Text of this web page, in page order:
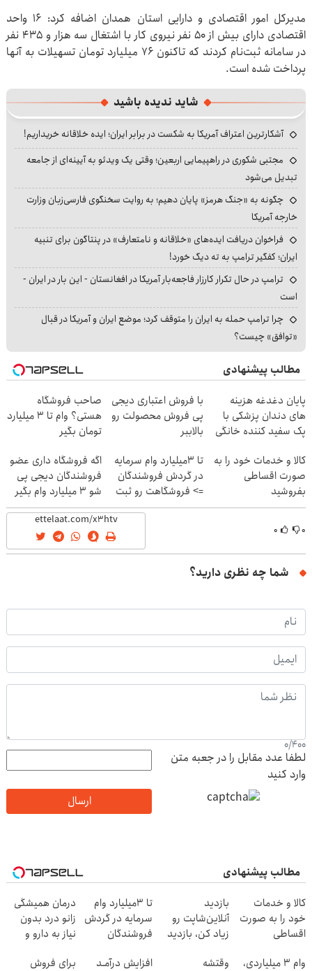
مدیرکل امور اقتصادی و دارایی استان همدان اضافه کرد: ۱۶ واحد
اقتصادی دارای بیش از ۵۰ نفر نیروی کار با اشتغال سه هزار و ۴۳۵ نفر
در سامانه ثبت‌نام کردند که تاکنون ۷۶ میلیارد تومان تسهیلات به آنها
پرداخت شده است.
شاید ندیده باشید
آشکارترین اعتراف آمریکا به شکست در برابر ایران؛ ایده خلاقانه خریداریم!
مجتبی شکوری در راهپیمایی اربعین؛ وقتی یک ویدئو به آیینه‌ای از جامعه
تبدیل می‌شود
چگونه به «جنگ هرمز» پایان دهیم؛ به روایت سخنگوی فارسی‌زبان وزارت
خارجه آمریکا
فراخوان دریافت ایده‌های «خلاقانه و نامتعارف» در پنتاگون برای تنبیه
ایران؛ کفگیر ترامپ به ته دیگ خورد!
ترامپ در حال تکرار کارزار فاجعه‌بار آمریکا در افغانستان - این بار در ایران -
است
چرا ترامپ حمله به ایران را متوقف کرد؛ موضع ایران و آمریکا در قبال
«توافق» چیست؟
مطالب پیشنهادی
پایان دغدغه هزینه
های دندان پزشکی با
پک سفید کننده خانگی
با فروش اعتباری دیجی
پی فروش محصولت رو
بالاببر
صاحب فروشگاه
هستی؟ وام تا ۳ میلیارد
تومان بگیر
کالا و خدمات خود را به
صورت اقساطی
بفروشید
تا 3میلیارد وام سرمایه
در گردش فروشندگان
=> فروشگاهت رو ثبت
کن
اگه فروشگاه داری عضو
فروشندگان دیجی پی
شو 3 میلیارد وام بگیر
۰ ۰
شما چه نظری دارید؟
0/400
لطفا عدد مقابل را در جعبه متن
وارد کنید
ارسال
مطالب پیشنهادی
کالا و خدمات
خود را به صورت
اقساطی
بازدید
آنلاین‌شاپت رو
زیاد کن، بازدید
بیشتر
تا 3میلیارد وام
سرمایه در گردش
فروشندگان
درمان همیشگی
زانو درد بدون
نیاز به دارو و
(پرسش‌نامه رو پر
وام ۳ میلیاردی،
وقتشه
افزایش درآمـد
برای فروش